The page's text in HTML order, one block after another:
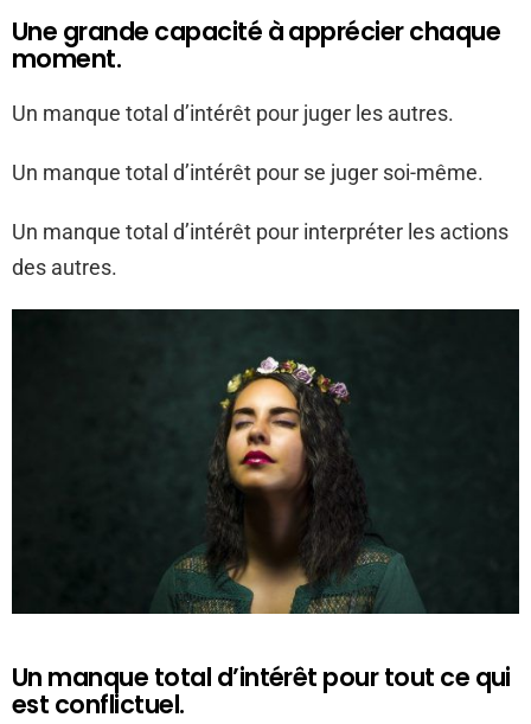
Une grande capacité à apprécier chaque
moment.
Un manque total d’intérêt pour juger les autres.
Un manque total d’intérêt pour se juger soi-même.
Un manque total d’intérêt pour interpréter les actions
des autres.
Un manque total d’intérêt pour tout ce qui
est conflictuel.